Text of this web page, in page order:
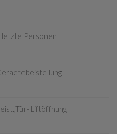
Personen
Liftöffnung